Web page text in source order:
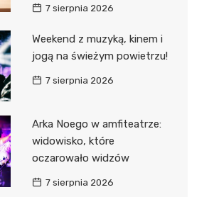
7 sierpnia 2026
Weekend z muzyką, kinem i
jogą na świeżym powietrzu!
7 sierpnia 2026
Arka Noego w amfiteatrze:
widowisko, które
oczarowało widzów
7 sierpnia 2026